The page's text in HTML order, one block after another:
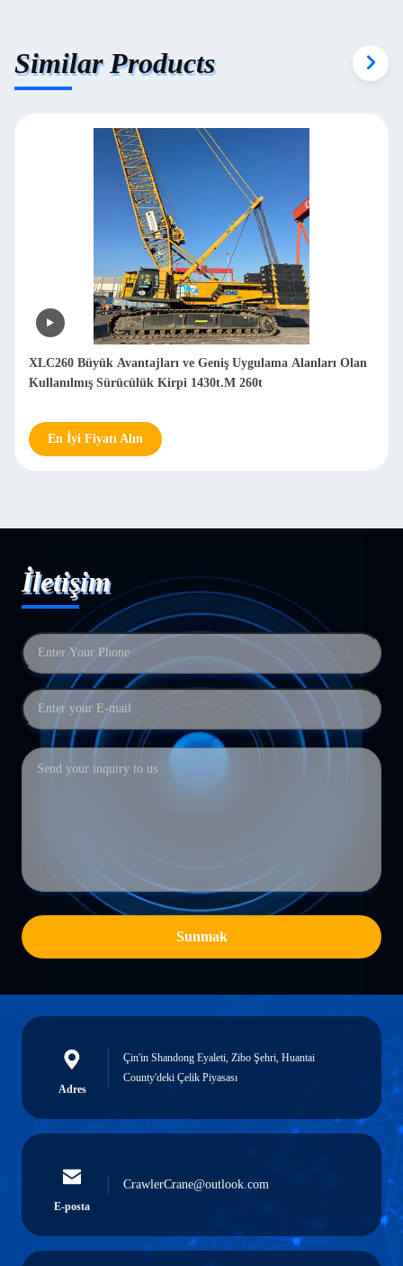
Similar Products
XLC260 Büyük Avantajları ve Geniş Uygulama Alanları Olan
Kullanılmış Sürücülük Kirpi 1430t.M 260t
En İyi Fiyatı Alın
İletişim
Sunmak
Adres
Çin'in Shandong Eyaleti, Zibo Şehri, Huantai
County'deki Çelik Piyasası
E-posta
CrawlerCrane@outlook.com